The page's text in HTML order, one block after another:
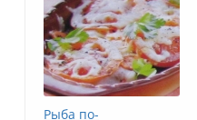
Рыба по-